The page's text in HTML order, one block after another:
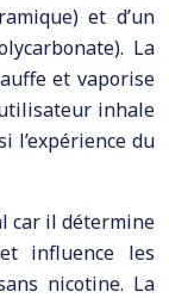
et d’un
La
et vaporise
inhale
l’expérience du
car il détermine
influence les
nicotine. La